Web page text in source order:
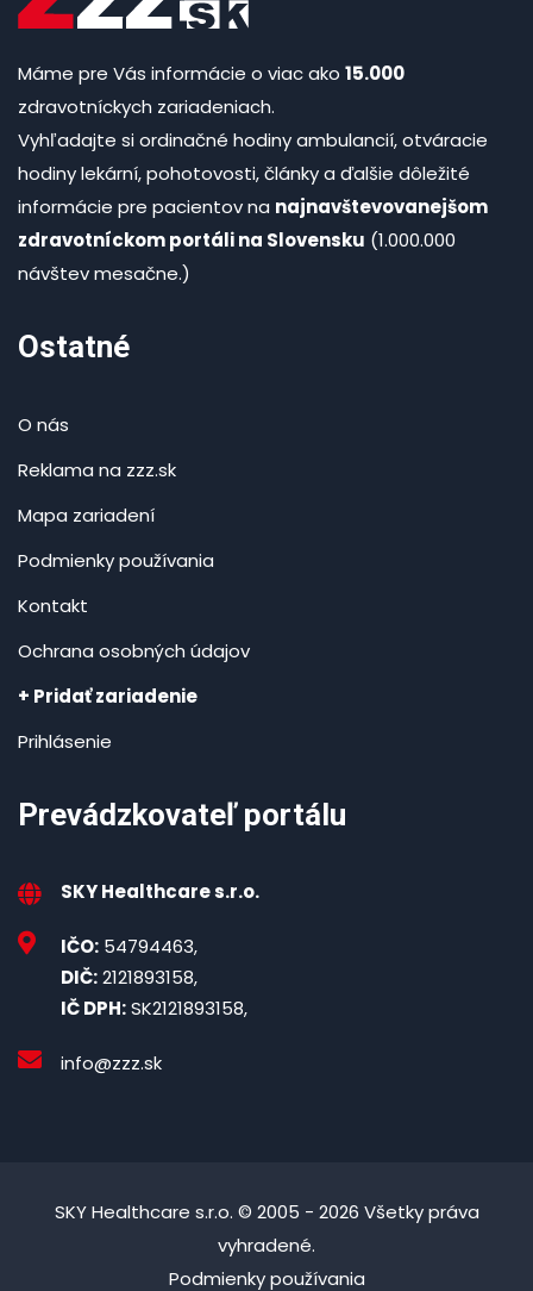
Máme pre Vás informácie o viac ako 15.000
zdravotníckych zariadeniach.
Vyhľadajte si ordinačné hodiny ambulancií, otváracie
hodiny lekární, pohotovosti, články a ďalšie dôležité
informácie pre pacientov na najnavštevovanejšom
zdravotníckom portáli na Slovensku (1.000.000
návštev mesačne.)
Ostatné
O nás
Reklama na zzz.sk
Mapa zariadení
Podmienky používania
Kontakt
Ochrana osobných údajov
+ Pridať zariadenie
Prihlásenie
Prevádzkovateľ portálu
SKY Healthcare s.r.o.
IČO: 54794463,
DIČ:2121893158,
IČ DPH:SK2121893158,
info@zzz.sk
SKY Healthcare s.r.o. © 2005 - 2026 Všetky práva
vyhradené.
Podmienky používania